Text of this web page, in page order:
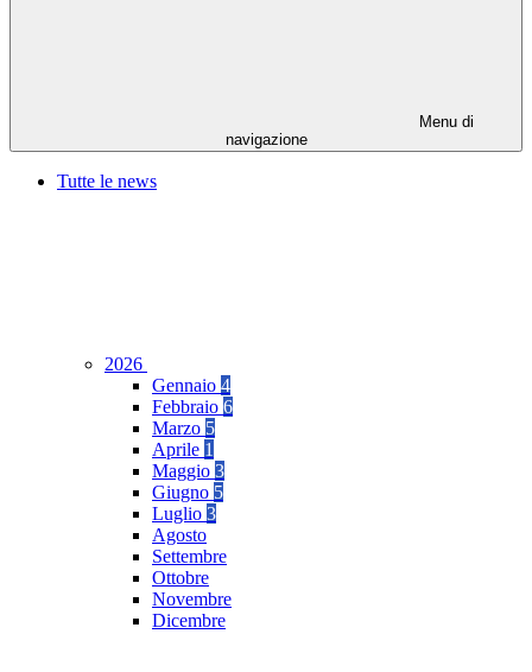
Menu di
navigazione
Tutte le news
2026
Gennaio 4
Febbraio 6
Marzo 5
Aprile 1
Maggio 3
Giugno 5
Luglio 3
Agosto
Settembre
Ottobre
Novembre
Dicembre